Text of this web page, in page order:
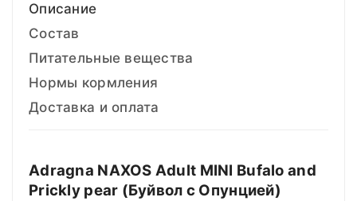
Описание
Состав
Питательные вещества
Нормы кормления
Доставка и оплата
Adragna NAXOS Adult MINI Bufalo and
Prickly pear (Буйвол с Опунцией)